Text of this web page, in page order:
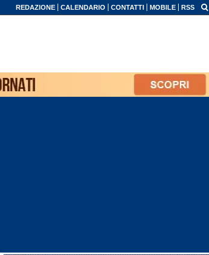
REDAZIONE CALENDARIO CONTATTI MOBILE RSS